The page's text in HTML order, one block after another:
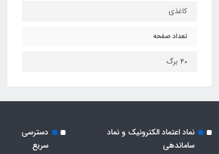
کاغذی
تعداد صفحه
40 برگ
نماد اعتماد الکترونیک و نماد
ساماندهی
دسترسی
سریع